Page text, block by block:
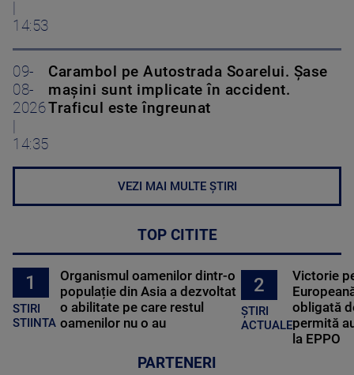
14:53
09-
08-
2026
14:35
Carambol pe Autostrada Soarelui. Șase
mașini sunt implicate în accident.
Traficul este îngreunat
VEZI MAI MULTE ȘTIRI
TOP CITITE
1
STIRI
STIINTA
Organismul oamenilor dintr-o
populație din Asia a dezvoltat
o abilitate pe care restul
oamenilor nu o au
2
ȘTIRI
ACTUALE
Victorie
obligată
permită
la EPPO
PARTENERI